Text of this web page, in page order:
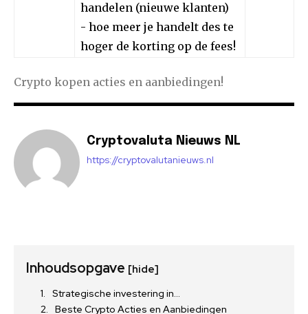
handelen (nieuwe klanten)
- hoe meer je handelt des te
hoger de korting op de fees!
Crypto kopen acties en aanbiedingen!
Cryptovaluta Nieuws NL
https://cryptovalutanieuws.nl
Inhoudsopgave [hide]
Strategische investering in…
Beste Crypto Acties en Aanbiedingen